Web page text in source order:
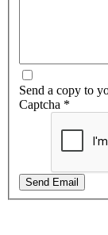
Send a copy to
Captcha *
Send Email